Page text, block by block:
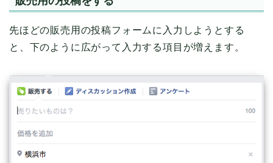
先ほどの販売用の投稿フォームに入力しようとする
と、下のように広がって入力する項目が増えます。